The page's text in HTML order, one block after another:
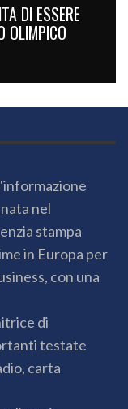
DI ESSERE
OLIMPICO
nel
stampa
in Europa per
con una
di
testate
carta